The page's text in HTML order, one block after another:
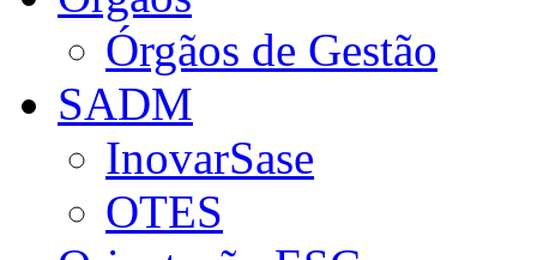
Órgãos de Gestão
SADM
InovarSase
OTES